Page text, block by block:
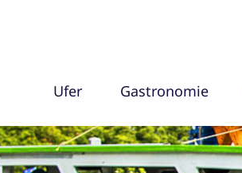
Ufer Gastronomie